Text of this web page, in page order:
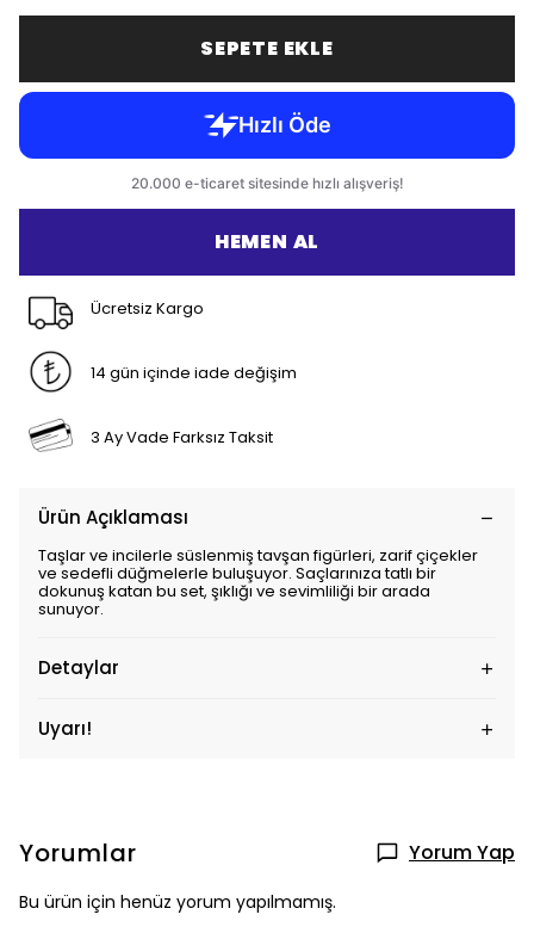
SEPETE EKLE
HEMEN AL
Ücretsiz Kargo
14 gün içinde iade değişim
3 Ay Vade Farksız Taksit
Ürün Açıklaması
Taşlar ve incilerle süslenmiş tavşan figürleri, zarif çiçekler
ve sedefli düğmelerle buluşuyor. Saçlarınıza tatlı bir
dokunuş katan bu set, şıklığı ve sevimliliği bir arada
sunuyor.
Detaylar
Uyarı!
Yorumlar Yorum Yap
Bu ürün için henüz yorum yapılmamış.